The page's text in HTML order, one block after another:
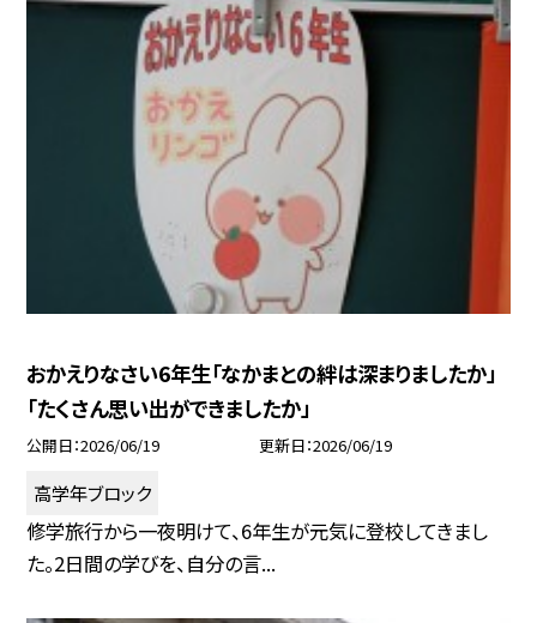
おかえりなさい6年生「なかまとの絆は深まりましたか」
「たくさん思い出ができましたか」
公開日 2026/06/19 更新日 2026/06/19
高学年ブロック
修学旅行から一夜明けて、6年生が元気に登校してきまし
た。2日間の学びを、自分の言...